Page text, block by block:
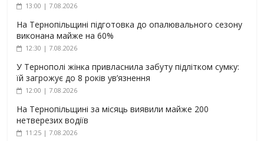
13:00 | 7.08.2026
На Тернопільщині підготовка до опалювального сезону
виконана майже на 60%
12:30 | 7.08.2026
У Тернополі жінка привласнила забуту підлітком сумку:
їй загрожує до 8 років ув’язнення
12:00 | 7.08.2026
На Тернопільщині за місяць виявили майже 200
нетверезих водіїв
11:25 | 7.08.2026